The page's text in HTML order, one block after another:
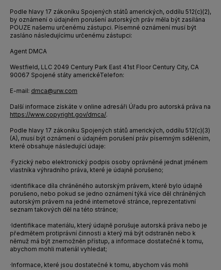
Podle hlavy 17 zákoníku Spojených států amerických, oddílu 512(c)(2),
by oznámení o údajném porušení autorských práv měla být zasílána
POUZE našemu určenému zástupci. Písemné oznámení musí být
zasláno následujícímu určenému zástupci:
Agent DMCA
Westfield, LLC 2049 Century Park East 41st Floor Century City, CA
90067 Spojené státy americkéTelefon:
E-mail: dmca@urw.com
Další informace získáte v online adresáři Úřadu pro autorská práva na
https://www.copyright.gov/dmca/.
Podle hlavy 17 zákoníku Spojených států amerických, oddílu 512(c)(3)
(A), musí být oznámení o údajném porušení práv písemným sdělením,
které obsahuje následující údaje:
·Fyzický nebo elektronický podpis osoby oprávněné jednat jménem
vlastníka výhradního práva, které je údajně porušeno;
·identifikace díla chráněného autorským právem, které bylo údajně
porušeno, nebo pokud se jedno oznámení týká více děl chráněných
autorským právem na jedné internetové stránce, reprezentativní
seznam takových děl na této stránce;
·Identifikace materiálu, který údajně porušuje autorská práva nebo je
předmětem protiprávní činnosti a který má být odstraněn nebo k
němuž má být znemožněn přístup, a informace dostatečné k tomu,
abychom mohli materiál vyhledat;
·Informace, které jsou dostatečné k tomu, abychom vás mohli